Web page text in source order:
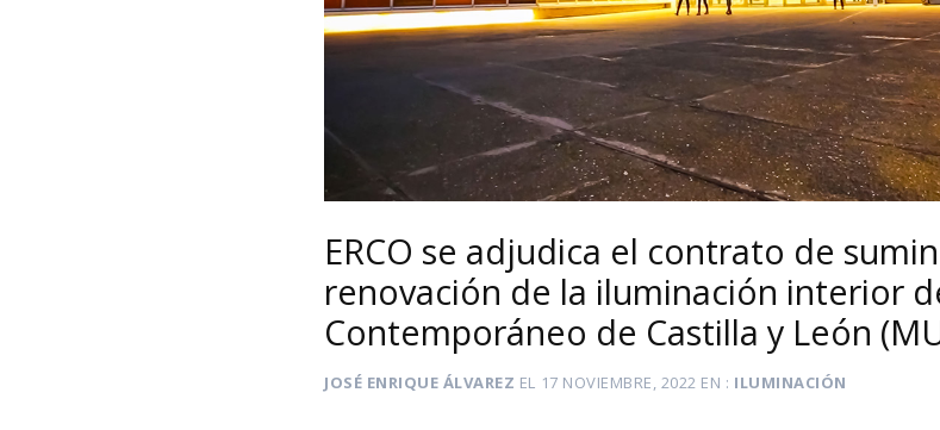
ERCO se adjudica el contrato de
renovación de la iluminación interior
Contemporáneo de Castilla y León
JOSÉ ENRIQUE ÁLVAREZ EL 17 NOVIEMBRE, 2022 EN ILUMINACIÓN